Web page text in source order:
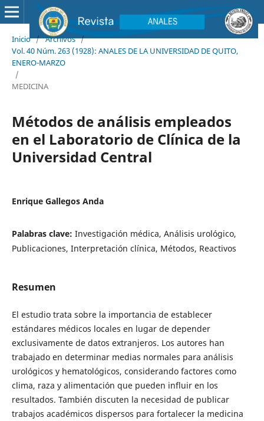
Inicio / Archivos /
Vol. 40 Núm. 263 (1928): ANALES DE LA UNIVERSIDAD DE QUITO,
ENERO-MARZO
/
MEDICINA
Métodos de análisis empleados
en el Laboratorio de Clínica de la
Universidad Central
Enrique Gallegos Anda
Palabras clave: Investigación médica, Análisis urológico,
Publicaciones, Interpretación clínica, Métodos, Reactivos
Resumen
El estudio trata sobre la importancia de establecer
estándares médicos locales en lugar de depender
exclusivamente de datos extranjeros. Los autores han
trabajado en determinar medias normales para análisis
urológicos y hematológicos, considerando factores como
clima, raza y alimentación que pueden influir en los
resultados. También discuten la necesidad de publicar
trabajos académicos dispersos para fortalecer la medicina